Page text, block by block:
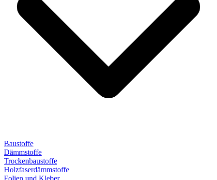
Baustoffe
Dämmstoffe
Trockenbaustoffe
Holzfaserdämmstoffe
Folien und Kleber